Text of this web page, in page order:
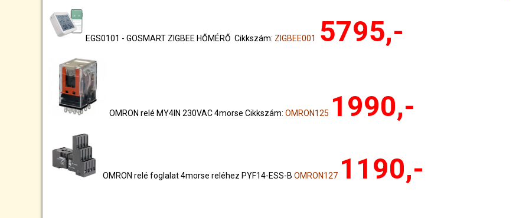
EGS0101 - GOSMART ZIGBEE HŐMÉRŐ Cikkszám: ZIGBEE001 5795,-
OMRON relé MY4IN 230VAC 4morse Cikkszám: OMRON125 1990,-
OMRON relé foglalat 4morse reléhez PYF14-ESS-B OMRON127 1190,-